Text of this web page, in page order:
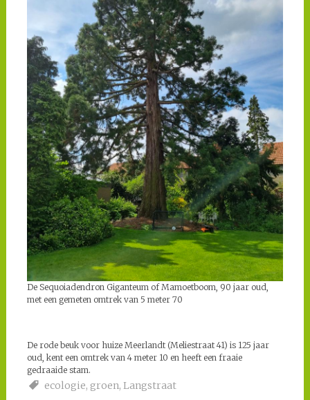
De Sequoiadendron Giganteum of Mamoetboom, 90 jaar oud,
met een gemeten omtrek van 5 meter 70
De rode beuk voor huize Meerlandt (Meliestraat 41) is 125 jaar
oud, kent een omtrek van 4 meter 10 en heeft een fraaie
gedraaide stam.
ecologie, groen, Langstraat